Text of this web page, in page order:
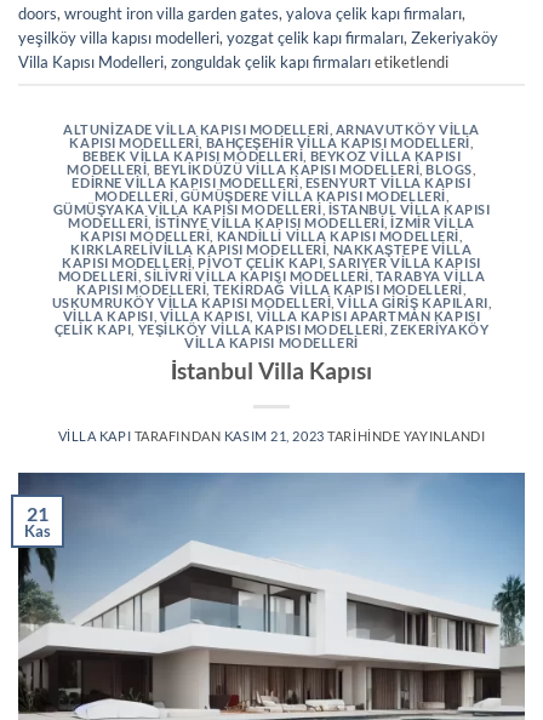
doors,wrought iron villa garden gates,yalova çelik kapı firmaları,
yeşilköy villa kapısı modelleri,yozgat çelik kapı firmaları,Zekeriyaköy
Villa Kapısı Modelleri,zonguldak çelik kapı firmalarıetiketlendi
ALTUNIZADE VILLA KAPISI MODELLERI ARNAVUTKÖY VILLA
KAPISI MODELLERI BAHÇEŞEHIR VILLA KAPISI MODELLERI
BEBEK VILLA KAPISI MODELLERI BEYKOZ VILLA KAPISI
MODELLERI BEYLIKDÜZÜ VILLA KAPISI MODELLERI ,BLOGS
EDIRNE VILLA KAPISI MODELLERI ESENYURT VILLA KAPISI
MODELLERI GÜMÜŞDERE VILLA KAPISI MODELLERI
GÜMÜŞYAKA VILLA KAPISI MODELLERI İSTANBUL VILLA KAPISI
MODELLERI İSTINYE VILLA KAPISI MODELLERI ,İZMIR VILLA
KAPISI MODELLERI KANDILLI VILLA KAPISI MODELLERI
KIRKLARELIVILLA KAPISI MODELLERI NAKKAŞTEPE VILLA
KAPISI MODELLERI PIVOT ÇELIK KAPI ,SARIYER VILLA KAPISI
MODELLERI SILIVRI VILLA KAPISI MODELLERI TARABYA VILLA
KAPISI MODELLERI TEKIRDAĞ VILLA KAPISI MODELLERI
USKUMRUKÖY VILLA KAPISI MODELLERI ,VILLA GIRIŞ KAPILARI
VILLA KAPISI VILLA KAPISI VILLA KAPISI APARTMAN KAPISI
ÇELIK KAPI YEŞILKÖY VILLA KAPISI MODELLERI ,ZEKERIYAKÖY
VILLA KAPISI MODELLERI
İstanbul Villa Kapısı
VILLA KAPI TARAFINDAN KASIM 21, 2023 TARIHINDE YAYINLANDI
21
Kas